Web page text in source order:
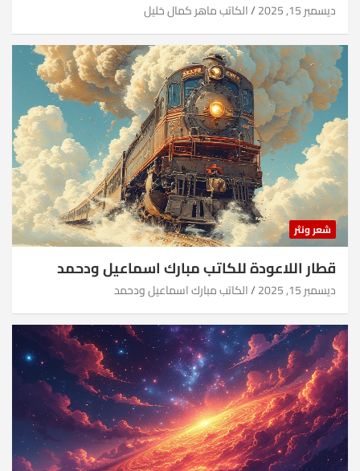
ديسمبر 15, 2025 الكاتب ماهر كمال خليل
شعر ونثر
قطار اللاعودة للكاتب مبارك اسماعيل ودحمد
ديسمبر 15, 2025 الكاتب مبارك اسماعيل ودحمد